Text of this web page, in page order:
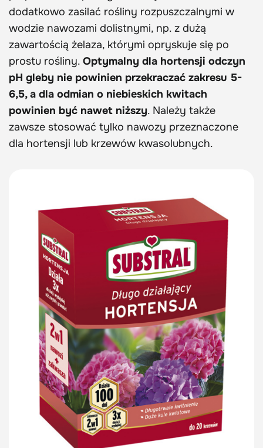
dodatkowo zasilać rośliny rozpuszczalnymi w
wodzie nawozami dolistnymi, np. z dużą
zawartością żelaza, którymi opryskuje się po
prostu rośliny. Optymalny dla hortensji odczyn
pH gleby nie powinien przekraczać zakresu 5-
6,5, a dla odmian o niebieskich kwitach
powinien być nawet niższy. Należy także
zawsze stosować tylko nawozy przeznaczone
dla hortensji lub krzewów kwasolubnych.